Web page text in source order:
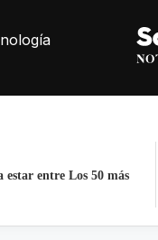
de basura de Av